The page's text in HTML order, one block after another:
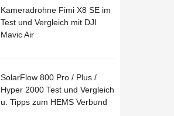
Kameradrohne Fimi X8 SE im
Test und Vergleich mit DJI
Mavic Air
SolarFlow 800 Pro / Plus /
Hyper 2000 Test und Vergleich
u. Tipps zum HEMS Verbund